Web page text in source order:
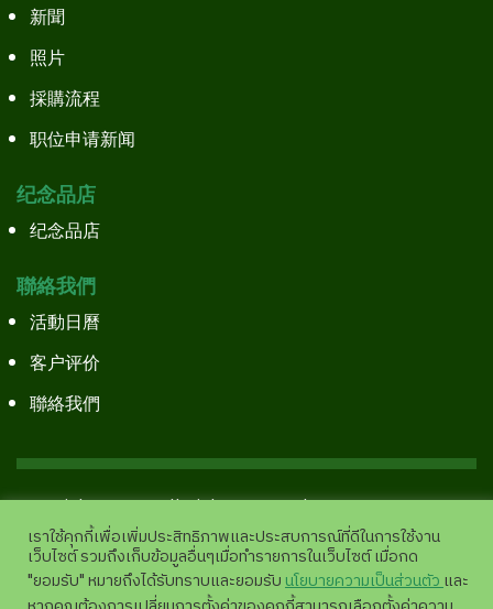
新聞
照片
採購流程
职位申请新闻
纪念品店
纪念品店
聯絡我們
活動日曆
客户评价
聯絡我們
Copyright©2026 All Right Reserved.
Site Pages View
11,943,793 |analytics.google.com
เราใช้คุกกี้เพื่อเพิ่มประสิทธิภาพและประสบการณ์ที่ดีในการใช้งาน
เว็บไซต์ รวมถึงเก็บข้อมูลอื่นๆเมื่อทำรายการในเว็บไซต์ เมื่อกด
"ยอมรับ" หมายถึงได้รับทราบและยอมรับนโยบายความเป็นส่วนตัวและ